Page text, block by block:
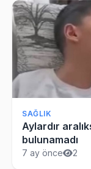
SAĞLIK
Aylardır
bulunamadı
7 ay önce 2